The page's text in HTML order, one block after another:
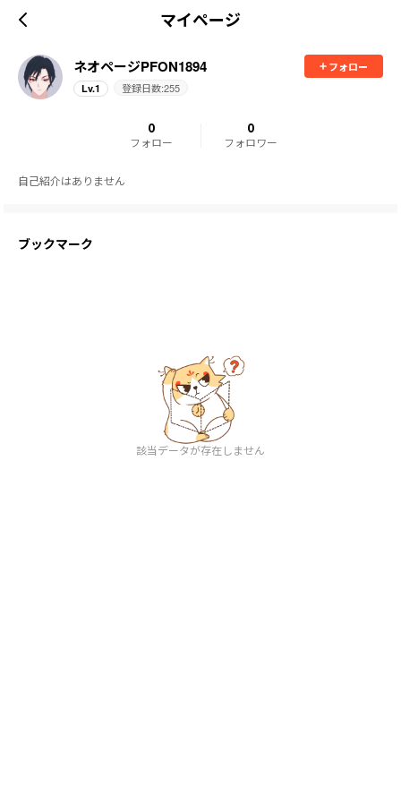
マイページ
ネオページPFON1894
フォロー
Lv.1 登録日数:255
0
フォロー
0
フォロワー
自己紹介はありません
ブックマーク
該当データが存在しません